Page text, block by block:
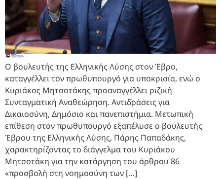
Ο βουλευτής της Ελληνικής Λύσης στον Έβρο,
καταγγέλλει τον πρωθυπουργό για υποκρισία, ενώ ο
Κυριάκος Μητσοτάκης προαναγγέλλει ριζική
Συνταγματική Αναθεώρηση. Αντιδράσεις για
Δικαιοσύνη, Δημόσιο και πανεπιστήμια. Μετωπική
επίθεση στον πρωθυπουργό εξαπέλυσε ο βουλευτής
Έβρου της Ελληνικής Λύσης, Πάρης Παπαδάκης,
χαρακτηρίζοντας το διάγγελμα του Κυριάκου
Μητσοτάκη για την κατάργηση του άρθρου 86
«προσβολή στη νοημοσύνη των […]